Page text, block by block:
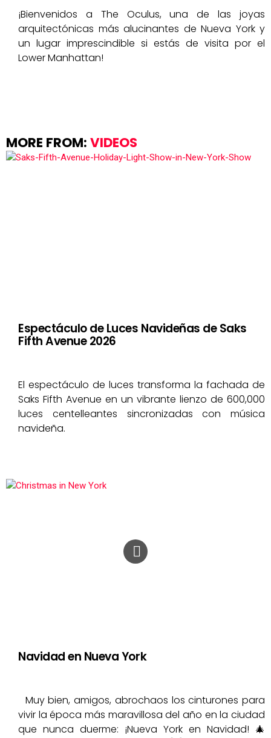
¡Bienvenidos a The Oculus, una de las joyas
arquitectónicas más alucinantes de Nueva York y
un lugar imprescindible si estás de visita por el
Lower Manhattan!
MORE FROM: VIDEOS
Espectáculo de Luces Navideñas de Saks
Fifth Avenue 2026
El espectáculo de luces transforma la fachada de
Saks Fifth Avenue en un vibrante lienzo de 600,000
luces centelleantes sincronizadas con música
navideña.
Navidad en Nueva York
Muy bien, amigos, abrochaos los cinturones para
vivir la época más maravillosa del año en la ciudad
que nunca duerme: ¡Nueva York en Navidad! 🎄